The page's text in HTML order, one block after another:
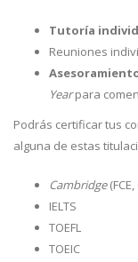
Tutoría
Reuniones
Yearpara
Podrás certificar tus
alguna de estas
Cambridge(FCE,
IELTS
TOEFL
TOEIC